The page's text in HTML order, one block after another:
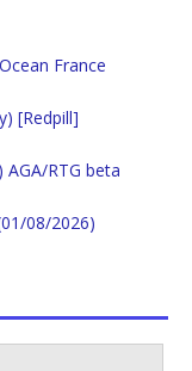
France
[Redpill]
AGA/RTG beta
08/2026)